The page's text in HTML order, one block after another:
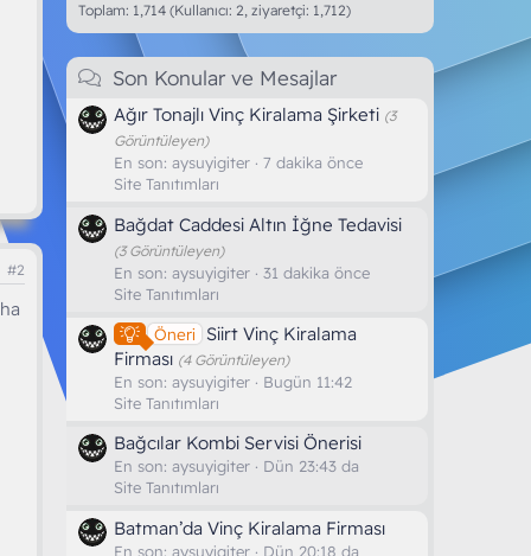
#2
Toplam: 1,714 (Kullanıcı: 2, ziyaretçi: 1,712)
Son Konular ve Mesajlar
Ağır Tonajlı Vinç Kiralama Şirketi (3
Görüntüleyen)
En son: aysuyigiter
7 dakika önce
Site Tanıtımları
Bağdat Caddesi Altın İğne Tedavisi
(3 Görüntüleyen)
En son: aysuyigiter
31 dakika önce
Site Tanıtımları
Öneri
Siirt Vinç Kiralama
Firması (4 Görüntüleyen)
En son: aysuyigiter
Bugün 11:42
Site Tanıtımları
Bağcılar Kombi Servisi Önerisi
En son: aysuyigiter
Dün 23:43 da
Site Tanıtımları
Batman’da Vinç Kiralama Firması
En son: aysuyigiter
Dün 20:18 da